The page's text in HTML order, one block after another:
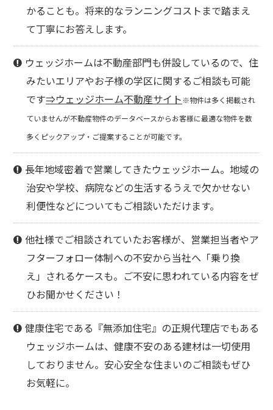
かることも。将来的なランニングコストまで踏まえ
て丁寧にお答えします。
ウェッジホームは不動産部門も併設しているので、住
みたいエリアやお子様の学区に関するご相談も可能
です⇒ウェッジホーム不動産サイト※物件は多く掲載され
ていませんが不動産物件のデータベースからお客様に最適な物件を数
多くピックアップ・ご提案することが可能です。
長年地域密着で営業してきたウェッジホーム。地域の
治安や学校、病院などの生活するうえで欠かせない
利便性などについてもご相談いただけます。
他社様でご相談されていたお客様が、営業担当者やア
フターフォロー体制への不安から当社へ「乗り換
え」されるケースも。ご不安に思われている内容をぜ
ひお聞かせください！
健康住宅である『無添加住宅』の正規代理店でもある
ウェッジホームは、健康不安のある建材は一切使用
しておりません。安心安全な住まいのご相談もぜひ
お気軽に。